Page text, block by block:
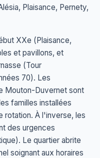
Plaisance, Pernety,
XXe (Plaisance,
et pavillons, et
(Tour
70). Les
Mouton-Duvernet sont
familles installées
rotation. À l'inverse, les
des urgences
Le quartier abrite
soignant aux horaires